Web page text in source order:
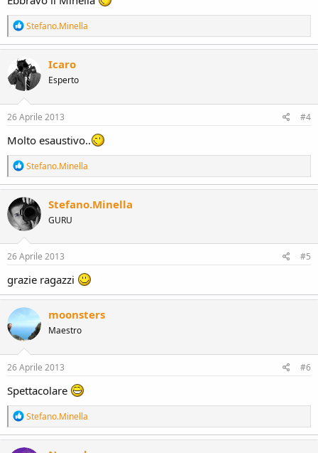
R
e
a
c
t
i
o
n
s
Stefano.Minella
Icaro
Esperto
26 Aprile 2013 #4
Molto esaustivo..
R
e
a
c
t
i
o
n
s
Stefano.Minella
Stefano.Minella
GURU
26 Aprile 2013 #5
grazie ragazzi
moonsters
Maestro
26 Aprile 2013 #6
Spettacolare
R
e
a
c
Stefano.Minella